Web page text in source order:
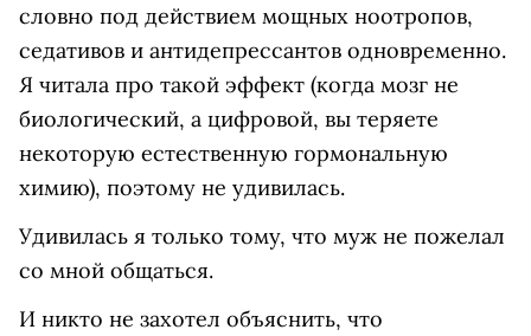
словно под действием мощных ноотропов,
седативов и антидепрессантов одновременно.
Я читала про такой эффект (когда мозг не
биологический, а цифровой, вы теряете
некоторую естественную гормональную
химию), поэтому не удивилась.
Удивилась я только тому, что муж не пожелал
со мной общаться.
И никто не захотел объяснить, что